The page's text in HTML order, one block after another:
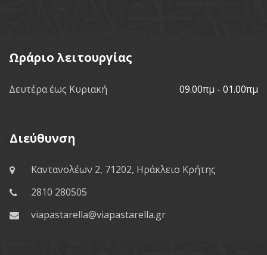
Ωράριο λειτουργίας
Δευτέρα έως Κυριακή 09.00πμ - 01.00πμ
Διεύθυνση
Καντανολέων 2, 71202, Ηράκλειο Κρήτης
2810 280505
viapastarella@viapastarella.gr